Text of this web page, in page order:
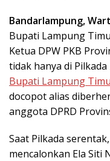
Bandarlampung,
Bupati Lampung
Ketua DPW PKB
tidak hanya di Pilkada
Bupati Lampung
docopot alias
anggota DPRD
Saat Pilkada
mencalonkan Ela Siti